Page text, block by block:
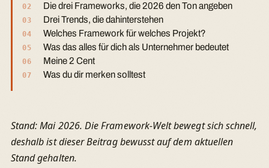
Die drei Frameworks, die 2026 den Ton angeben
Drei Trends, die dahinterstehen
Welches Framework für welches Projekt?
Was das alles für dich als Unternehmer bedeutet
Meine 2 Cent
Was du dir merken solltest
Stand: Mai 2026. Die Framework-Welt bewegt sich schnell,
deshalb ist dieser Beitrag bewusst auf dem aktuellen
Stand gehalten.